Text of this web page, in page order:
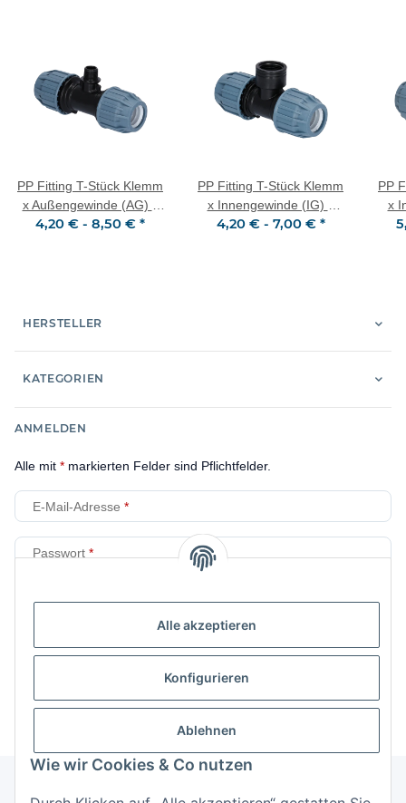
Alle akzeptieren
Konfigurieren
Ablehnen
Wie wir Cookies & Co nutzen
PP Fitting T-Stück Klemm
x Außengewinde (AG) x
Klemm PN16 DVGW für
4,20 € - 8,50 € *
PP Fitting T-Stück Klemm
x Innengewinde (IG) x
Klemm PN16 DVGW für
4,20 € - 7,00 € *
PP
x
HERSTELLER
KATEGORIEN
ANMELDEN
Alle mit * markierten Felder sind Pflichtfelder.
E-Mail-Adresse
Passwort
Anmelden
Passwort vergessen
Jetzt registrieren!